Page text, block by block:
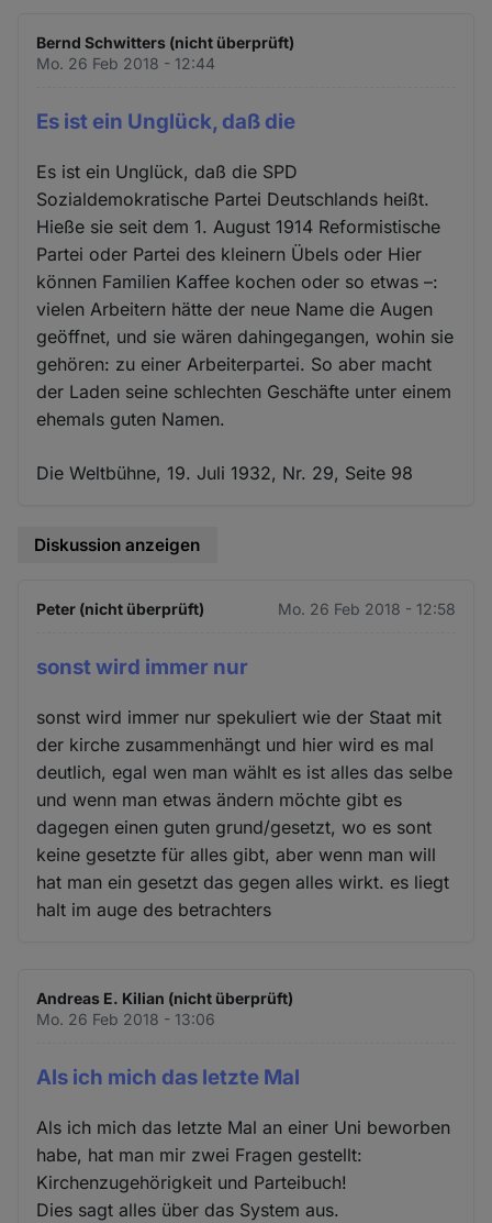
Bernd Schwitters (nicht überprüft)
Mo. 26 Feb 2018 - 12:44
Es ist ein Unglück, daß die
Es ist ein Unglück, daß die SPD
Sozialdemokratische Partei Deutschlands heißt.
Hieße sie seit dem 1. August 1914 Reformistische
Partei oder Partei des kleinern Übels oder Hier
können Familien Kaffee kochen oder so etwas –:
vielen Arbeitern hätte der neue Name die Augen
geöffnet, und sie wären dahingegangen, wohin sie
gehören: zu einer Arbeiterpartei. So aber macht
der Laden seine schlechten Geschäfte unter einem
ehemals guten Namen.
Die Weltbühne, 19. Juli 1932, Nr. 29, Seite 98
Diskussion anzeigen
Peter (nicht überprüft) Mo. 26 Feb 2018 - 12:58
sonst wird immer nur
sonst wird immer nur spekuliert wie der Staat mit
der kirche zusammenhängt und hier wird es mal
deutlich, egal wen man wählt es ist alles das selbe
und wenn man etwas ändern möchte gibt es
dagegen einen guten grund/gesetzt, wo es sont
keine gesetzte für alles gibt, aber wenn man will
hat man ein gesetzt das gegen alles wirkt. es liegt
halt im auge des betrachters
Andreas E. Kilian (nicht überprüft)
Mo. 26 Feb 2018 - 13:06
Als ich mich das letzte Mal
Als ich mich das letzte Mal an einer Uni beworben
habe, hat man mir zwei Fragen gestellt:
Kirchenzugehörigkeit und Parteibuch!
Dies sagt alles über das System aus.